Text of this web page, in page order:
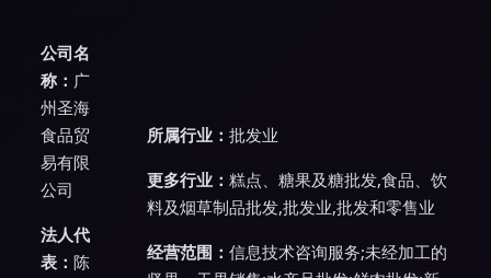
公司名
称： 广
州圣海
食品贸
易有限
公司
法人代
表： 陈
所属行业： 批发业
更多行业： 糕点、糖果及糖批发,食品、饮
料及烟草制品批发,批发业,批发和零售业
经营范围： 信息技术咨询服务;未经加工的